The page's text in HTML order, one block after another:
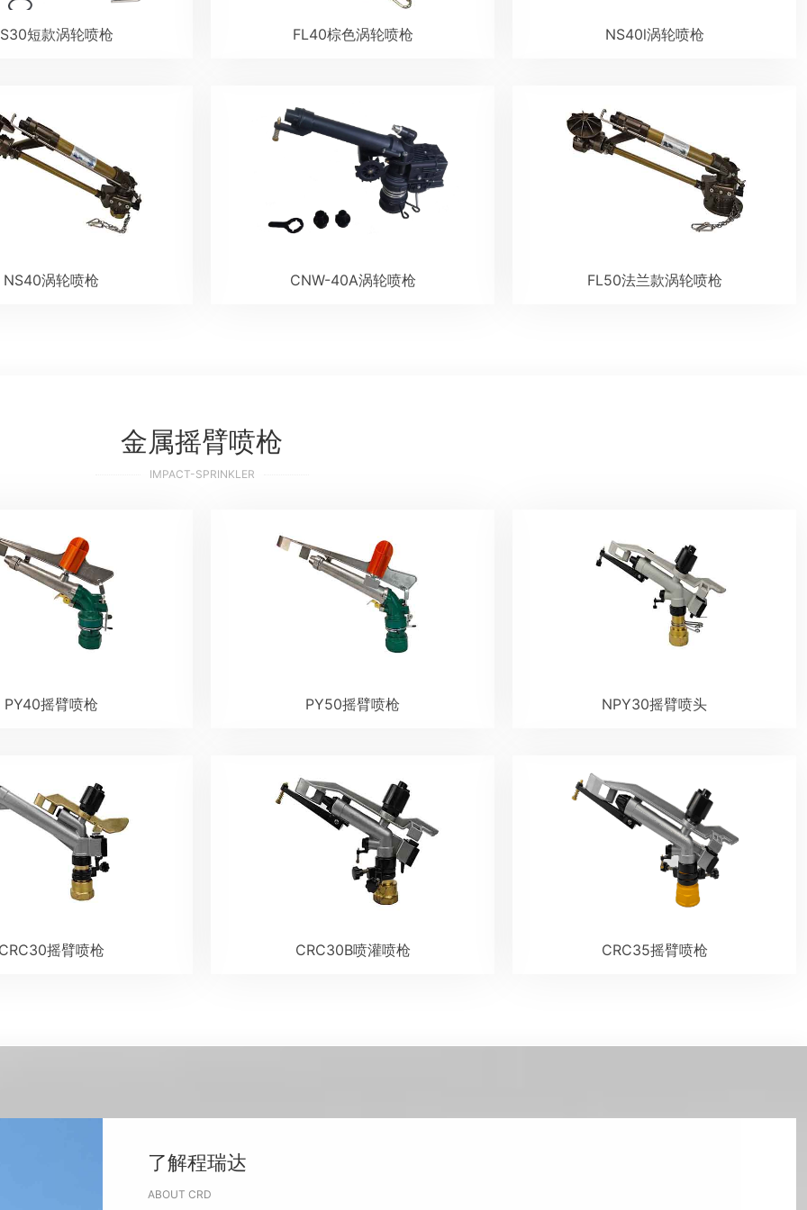
短款涡轮喷枪 FL40棕色涡轮喷枪 NS40l涡轮喷枪
NS40涡轮喷枪 CNW-40A涡轮喷枪 FL50法兰款涡轮喷枪
金属摇臂喷枪
IMPACT-SPRINKLER
PY40摇臂喷枪 PY50摇臂喷枪 NPY30摇臂喷头
摇臂喷枪 CRC30B喷灌喷枪 CRC35摇臂喷枪
了解程瑞达
ABOUT CRD